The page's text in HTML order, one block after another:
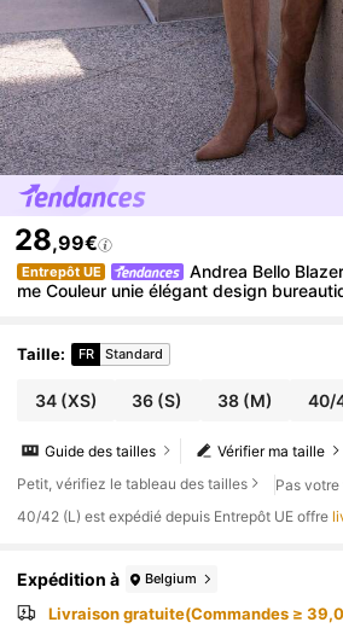
28,99€
Entrepôt UE
Andrea Bello
me Couleur unie élégant design
Taille: FR Standard
34(XS) 36 (S) 38(M) 40/
Vérifier ma taille
Guide des tailles
Petit, vérifiez le tableau des tailles
Pas
​40/42 (L) est expédié depuis Entrepôt UE offre
Expédition à Belgium
Livraison gratuite(Commandes ≥